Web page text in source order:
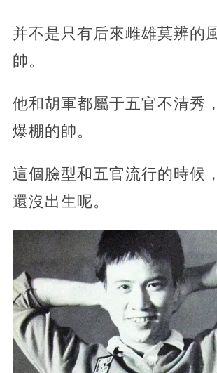
并不是只有后來雌雄莫辨的
帥。
他和胡軍都屬于五官不清秀
爆棚的帥。
這個臉型和五官流行的時候
還沒出生呢。